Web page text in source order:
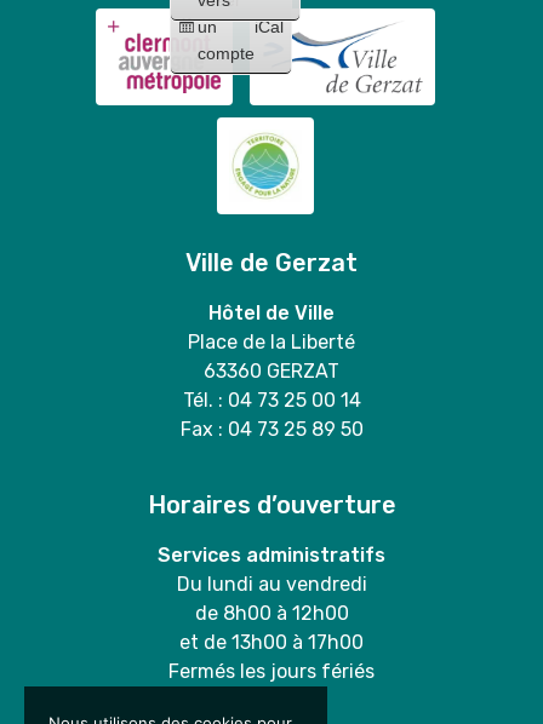
un
compte
iCal
Ville de Gerzat
Hôtel de Ville
Place de la Liberté
63360 GERZAT
Tél. : 04 73 25 00 14
Fax : 04 73 25 89 50
Horaires d’ouverture
Services administratifs
Du lundi au vendredi
de 8h00 à 12h00
et de 13h00 à 17h00
Fermés les jours fériés